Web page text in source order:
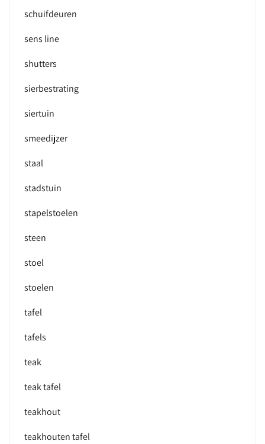
schuifdeuren
sens line
shutters
sierbestrating
siertuin
smeedijzer
staal
stadstuin
stapelstoelen
steen
stoel
stoelen
tafel
tafels
teak
teak tafel
teakhout
teakhouten tafel